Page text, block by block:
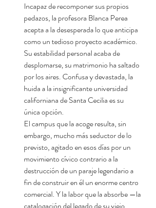
Incapaz de recomponer sus propios
pedazos, la profesora Blanca Perea
acepta a la desesperada lo que anticipa
como un tedioso proyecto académico.
Su estabilidad personal acaba de
desplomarse, su matrimonio ha saltado
por los aires. Confusa y devastada, la
huida a la insignificante universidad
californiana de Santa Cecilia es su
única opción.
El campus que la acoge resulta, sin
embargo, mucho más seductor de lo
previsto, agitado en esos días por un
movimiento cívico contrario a la
destrucción de un paraje legendario a
fin de construir en él un enorme centro
comercial. Y la labor que la absorbe —la